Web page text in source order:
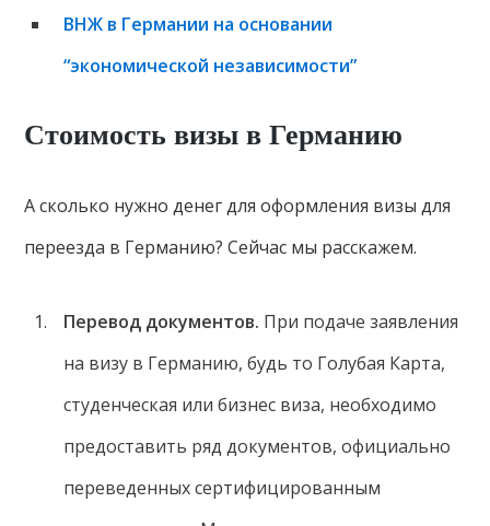
ВНЖ в Германии на основании
“экономической независимости”
Стоимость визы в Германию
А сколько нужно денег для оформления визы для
переезда в Германию? Сейчас мы расскажем.
Перевод документов. При подаче заявления
на визу в Германию, будь то Голубая Карта,
студенческая или бизнес виза, необходимо
предоставить ряд документов, официально
переведенных сертифицированным